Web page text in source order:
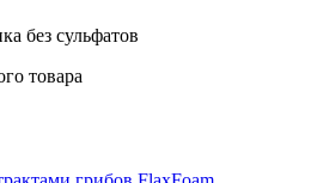
без сульфатов
товара